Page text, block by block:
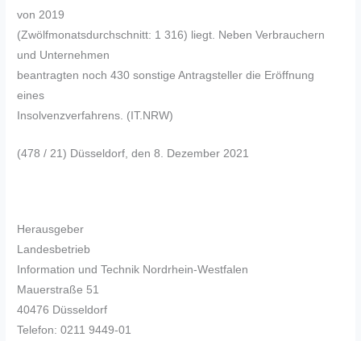
von 2019
(Zwölfmonatsdurchschnitt: 1 316) liegt. Neben Verbrauchern
und Unternehmen
beantragten noch 430 sonstige Antragsteller die Eröffnung
eines
Insolvenzverfahrens. (IT.NRW)
(478 / 21) Düsseldorf, den 8. Dezember 2021
Herausgeber
Landesbetrieb
Information und Technik Nordrhein-Westfalen
Mauerstraße 51
40476 Düsseldorf
Telefon: 0211 9449-01